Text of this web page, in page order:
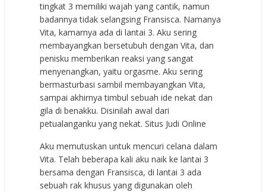
tingkat 3 memiliki wajah yang cantik, namun
badannya tidak selangsing Fransisca. Namanya
Vita, kamarnya ada di lantai 3. Aku sering
membayangkan bersetubuh dengan Vita, dan
penisku memberikan reaksi yang sangat
menyenangkan, yaitu orgasme. Aku sering
bermasturbasi sambil membayangkan Vita,
sampai akhirnya timbul sebuah ide nekat dan
gila di benakku. Disinilah awal dari
petualanganku yang nekat.Situs Judi Online
Aku memutuskan untuk mencuri celana dalam
Vita. Telah beberapa kali aku naik ke lantai 3
bersama dengan Fransisca, di lantai 3 ada
sebuah rak khusus yang digunakan oleh